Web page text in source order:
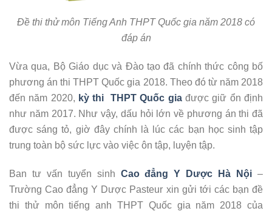
Đề thi thử môn Tiếng Anh THPT Quốc gia năm 2018 có
đáp án
Vừa qua, Bộ Giáo dục và Đào tạo đã chính thức công bố
phương án thi THPT Quốc gia 2018. Theo đó từ năm 2018
đến năm 2020, kỳ thi THPT Quốc giađược giữ ổn định
như năm 2017. Như vậy, dấu hỏi lớn về phương án thi đã
được sáng tỏ, giờ đây chính là lúc các bạn học sinh tập
trung toàn bộ sức lực vào việc ôn tập, luyện tập.
Ban tư vấn tuyển sinh Cao đẳng Y Dược Hà Nội –
Trường Cao đẳng Y Dược Pasteur xin gửi tới các bạn đề
thi thử môn tiếng anh THPT Quốc gia năm 2018 của